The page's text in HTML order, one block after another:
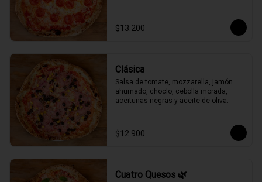
$13.200
Clásica
Salsa de tomate, mozzarella, jamón
ahumado, choclo, cebolla morada,
aceitunas negras y aceite de oliva.
$12.900
Cuatro Quesos 🌿